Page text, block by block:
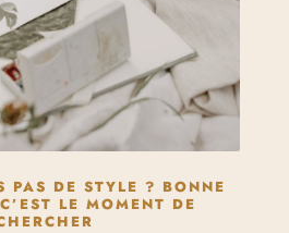
PAS DE STYLE ? BONNE
LE MOMENT DE